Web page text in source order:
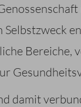
Bereiche,
damit